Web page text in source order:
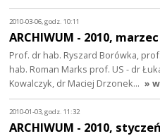
2010-03-06, godz. 10:11
ARCHIWUM - 2010, marzec
Prof. dr hab. Ryszard Borówka,
hab. Roman Marks prof. US - dr
Kowalczyk, dr Maciej Drzonek… »
2010-01-03, godz. 11:32
ARCHIWUM - 2010, styczeń